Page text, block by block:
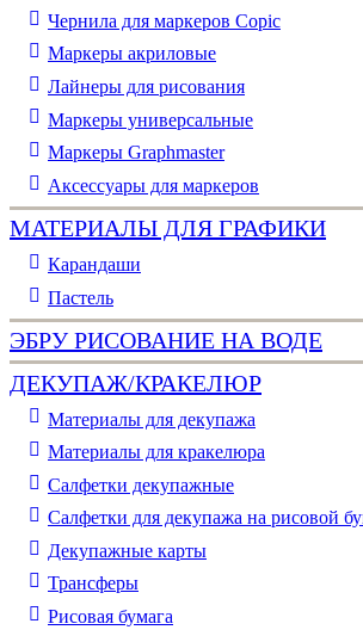
Чернила для маркеров Copic
Маркеры акриловые
Лайнеры для рисования
Маркеры универсальные
Маркеры Graphmaster
Аксессуары для маркеров
МАТЕРИАЛЫ ДЛЯ ГРАФИКИ
Карандаши
Пастель
ЭБРУ РИСОВАНИЕ НА ВОДЕ
ДЕКУПАЖ/КРАКЕЛЮР
Материалы для декупажа
Материалы для кракелюра
Cалфетки декупажные
Салфетки для декупажа на рисовой
Декупажные карты
Трансферы
Рисовая бумага